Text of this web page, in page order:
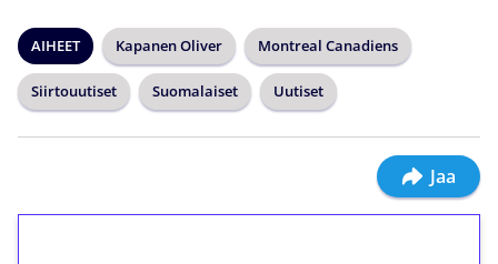
AIHEET Kapanen Oliver Montreal Canadiens
Siirtouutiset Suomalaiset Uutiset
Jaa